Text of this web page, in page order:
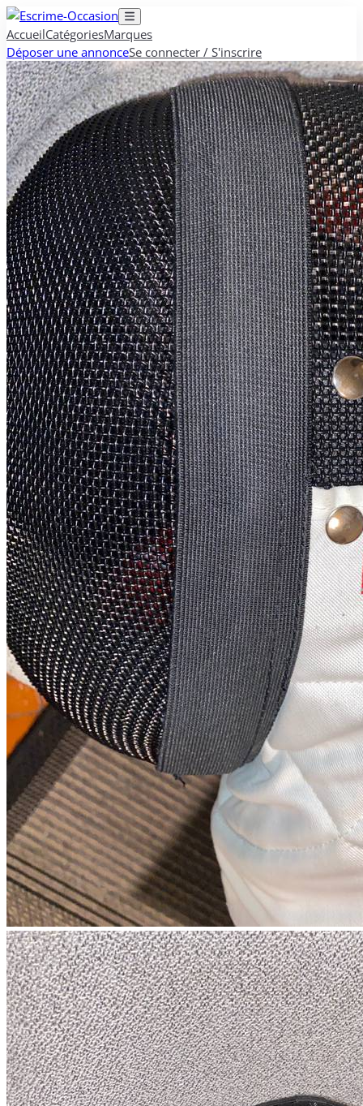
AccueilCatégoriesMarques
Déposer une annonceSe connecter / S'inscrire